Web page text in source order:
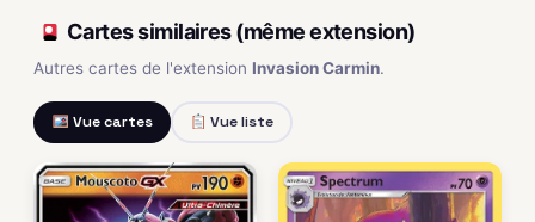
Cartes similaires (même extension)
Autres cartes de l'extension Invasion Carmin.
Vue cartes Vue liste